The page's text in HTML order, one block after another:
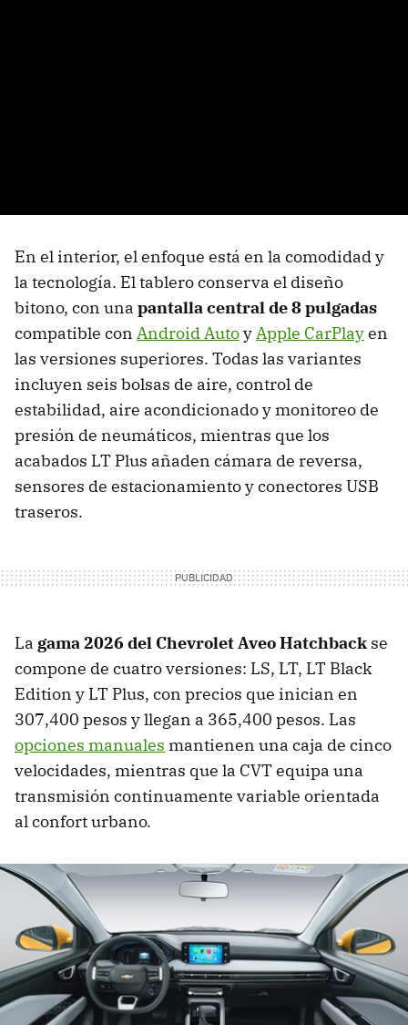
En el interior, el enfoque está en la comodidad y
la tecnología. El tablero conserva el diseño
bitono, con una pantalla central de 8 pulgadas
compatible con Android AutoyApple CarPlayen
las versiones superiores. Todas las variantes
incluyen seis bolsas de aire, control de
estabilidad, aire acondicionado y monitoreo de
presión de neumáticos, mientras que los
acabados LT Plus añaden cámara de reversa,
sensores de estacionamiento y conectores USB
traseros.
La gama 2026 del Chevrolet Aveo Hatchbackse
compone de cuatro versiones: LS, LT, LT Black
Edition y LT Plus, con precios que inician en
307,400 pesos y llegan a 365,400 pesos. Las
opciones manuales mantienen una caja de cinco
velocidades, mientras que la CVT equipa una
transmisión continuamente variable orientada
al confort urbano.